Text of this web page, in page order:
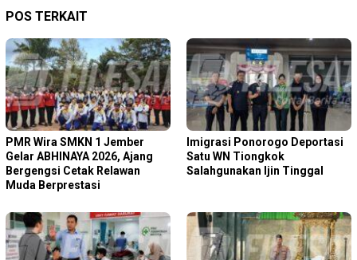
POS TERKAIT
PMR Wira SMKN 1 Jember
Gelar ABHINAYA 2026, Ajang
Bergengsi Cetak Relawan
Muda Berprestasi
Imigrasi Ponorogo Deportasi
Satu WN Tiongkok
Salahgunakan Ijin Tinggal